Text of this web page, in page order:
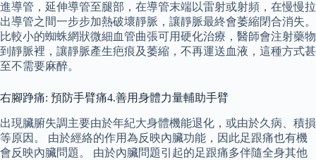
進導管，延伸導管至腿部，在導管末端以雷射或射頻，在慢慢拉
出導管之間一步步加熱破壞靜脈，讓靜脈最終會萎縮閉合消失。
比較小的蜘蛛網狀微細血管曲張可用硬化治療，醫師會注射藥物
到靜脈裡，讓靜脈產生疤痕及萎縮，不再運送血液，這種方式甚
至不需要麻醉。
右腳踭痛: 預防手臂痛4.善用身體力量輔助手臂
出現臟腑失調主要由於年紀大身體機能退化，或由於久病、積損
等原因。 由於經絡的作用為反映內臟功能，因此足跟痛也有機
會反映內臟問題。 由於內臟問題引起的足跟痛多伴隨全身其他